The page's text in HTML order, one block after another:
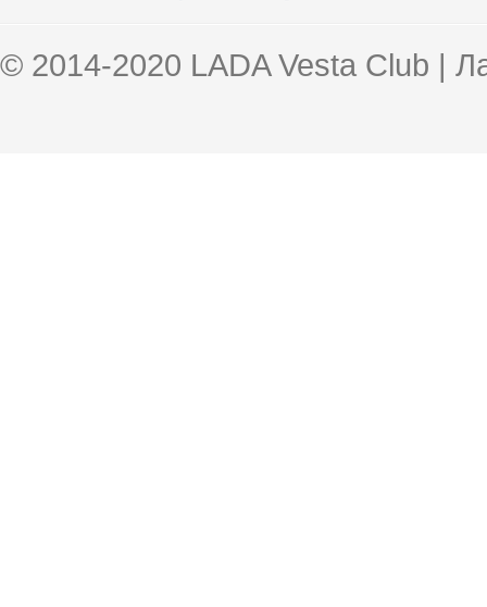
© 2014-2020 LADA Vesta Club |